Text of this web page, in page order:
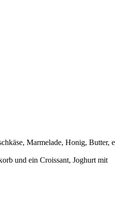
Marmelade, Honig, Butter,
und ein Croissant, Joghurt mit